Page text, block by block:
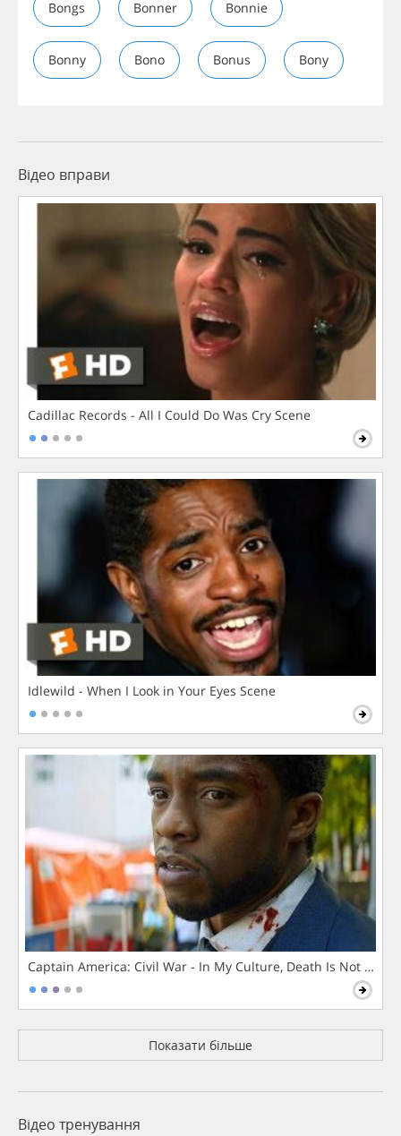
Bongs Bonner Bonnie
Bonny Bono Bonus Bony
Відео вправи
Cadillac Records - All I Could Do Was Cry Scene
Idlewild - When I Look in Your Eyes Scene
Captain America: Civil War - In My Culture, Death Is Not The
Показати більше
Відео тренування